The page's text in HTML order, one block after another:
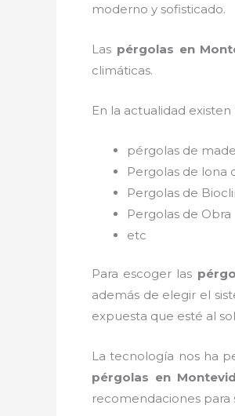
moderno y sofisticado.
Las pérgolas en
climáticas.
En la actualidad
pérgolas de
Pergolas de lona
Pergolas de
Pergolas de Obra
etc
Para escoger las
además de elegir el
expuesta que esté al
La tecnología nos ha
pérgolas en
recomendaciones para